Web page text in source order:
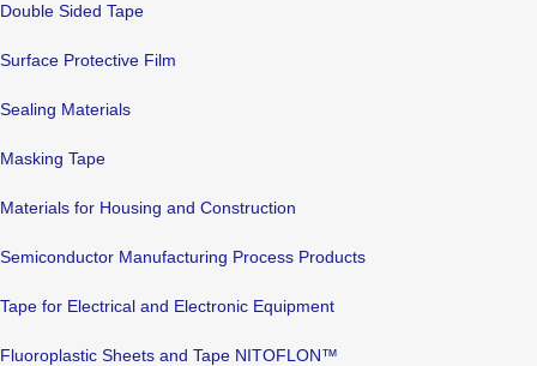
Double Sided Tape
Surface Protective Film
Sealing Materials
Masking Tape
Materials for Housing and Construction
Semiconductor Manufacturing Process Products
Tape for Electrical and Electronic Equipment
Fluoroplastic Sheets and Tape NITOFLON™